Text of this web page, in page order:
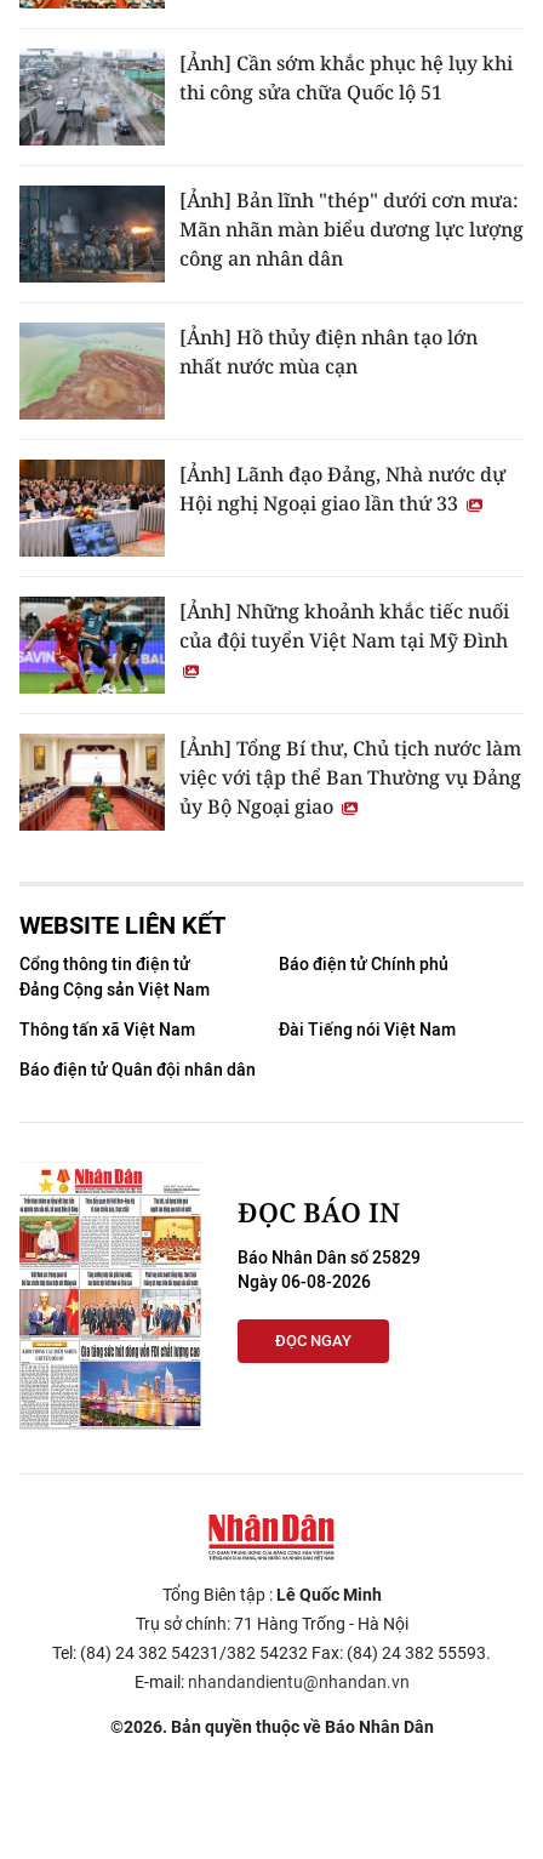
[Ảnh] Cần sớm khắc phục hệ lụy khi
thi công sửa chữa Quốc lộ 51
[Ảnh] Bản lĩnh "thép" dưới cơn mưa:
Mãn nhãn màn biểu dương lực lượng
công an nhân dân
[Ảnh] Hồ thủy điện nhân tạo lớn
nhất nước mùa cạn
[Ảnh] Lãnh đạo Đảng, Nhà nước dự
Hội nghị Ngoại giao lần thứ 33
[Ảnh] Những khoảnh khắc tiếc nuối
của đội tuyển Việt Nam tại Mỹ Đình
[Ảnh] Tổng Bí thư, Chủ tịch nước làm
việc với tập thể Ban Thường vụ Đảng
ủy Bộ Ngoại giao
WEBSITE LIÊN KẾT
Cổng thông tin điện tử
Đảng Cộng sản Việt Nam
Báo điện tử Chính phủ
Thông tấn xã Việt Nam
Đài Tiếng nói Việt Nam
Báo điện tử Quân đội nhân dân
ĐỌC BÁO IN
Báo Nhân Dân số 25829
Ngày 06-08-2026
ĐỌC NGAY
Tổng Biên tập :Lê Quốc Minh
Trụ sở chính: 71 Hàng Trống - Hà Nội
Tel: (84) 24 382 54231/382 54232 Fax: (84) 24 382 55593.
E-mail: nhandandientu@nhandan.vn
©2026. Bản quyền thuộc về Báo Nhân Dân